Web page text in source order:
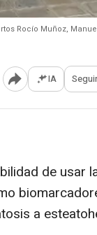
Rocío Muñoz,
Abrir opciones
IA
de usar
a